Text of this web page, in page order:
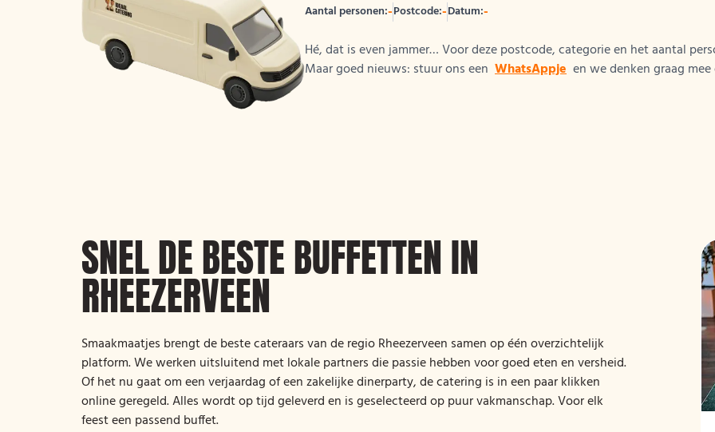
Aantal personen:-Postcode:-Datum:-
Hé, dat is even jammer… Voor deze postcode, categorie en het aantal
Maar goed nieuws: stuur ons een WhatsAppje en we denken graag
SNEL DE BESTE BUFFETTEN IN
RHEEZERVEEN
Smaakmaatjes brengt de beste cateraars van de regio Rheezerveen samen op één overzichtelijk
platform. We werken uitsluitend met lokale partners die passie hebben voor goed eten en versheid.
Of het nu gaat om een verjaardag of een zakelijke dinerparty, de catering is in een paar klikken
online geregeld. Alles wordt op tijd geleverd en is geselecteerd op puur vakmanschap. Voor elk
feest een passend buffet.